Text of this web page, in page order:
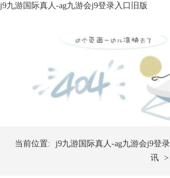
j9九游国际真人-ag九游会j9登录入口旧版
当前位置: j9九游国际真人-ag九游会j9登
讯
>